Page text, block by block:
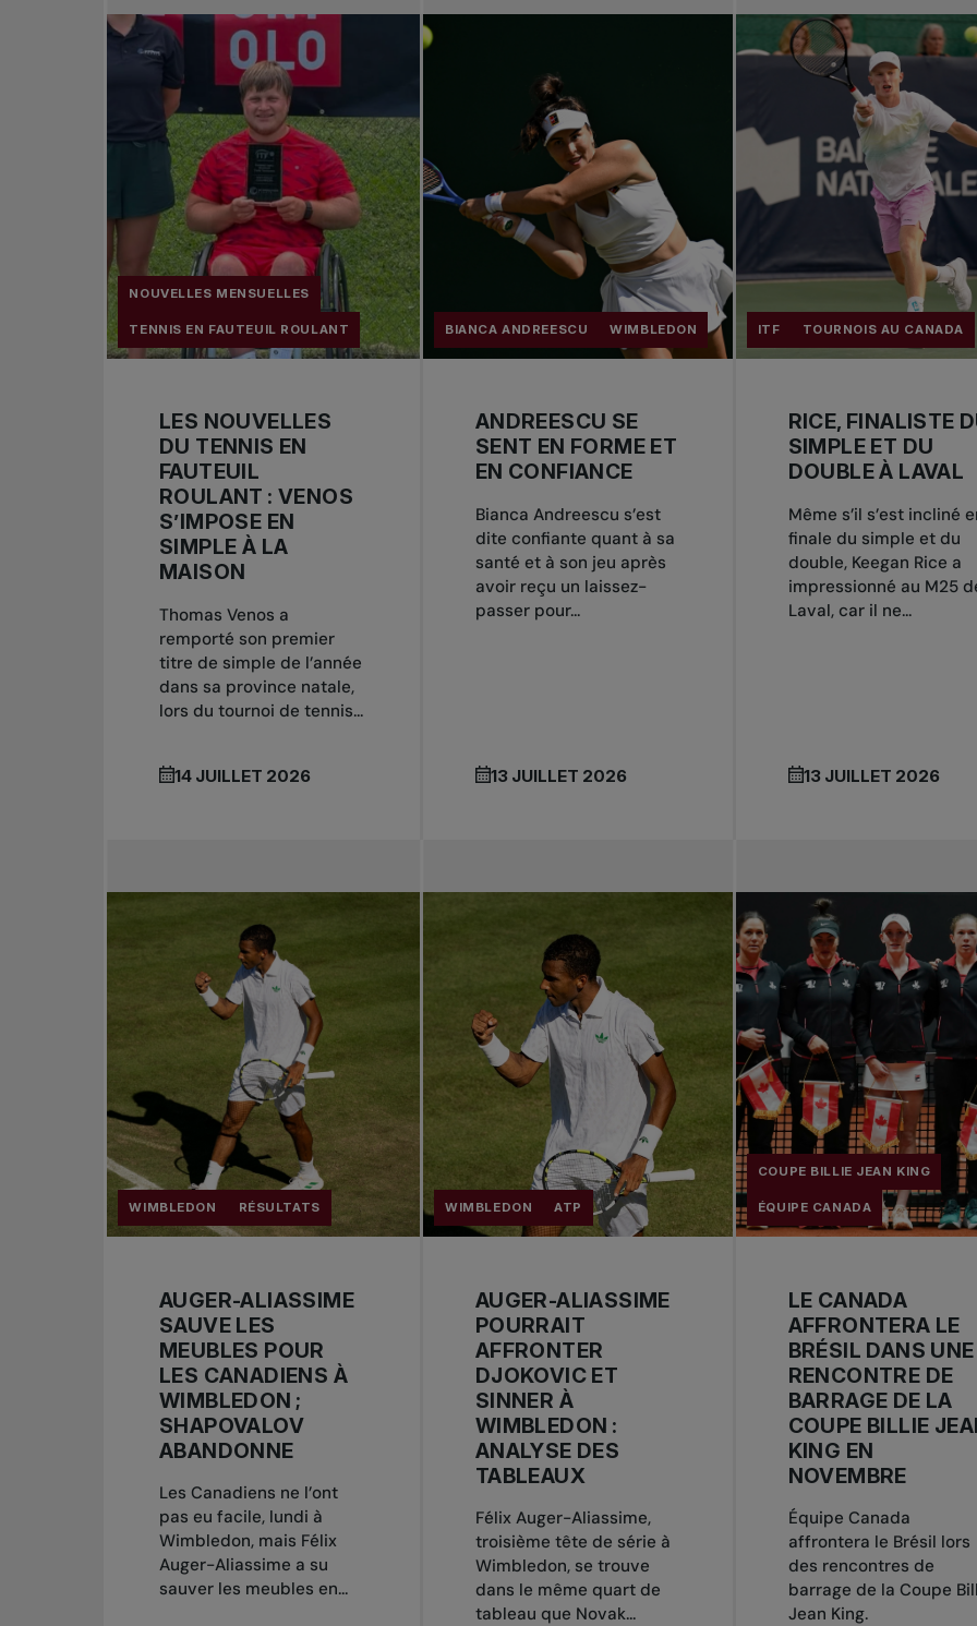
NOUVELLES MENSUELLES
TENNIS EN FAUTEUIL ROULANT
LES NOUVELLES
DU TENNIS EN
FAUTEUIL
ROULANT : VENOS
S’IMPOSE EN
SIMPLE À LA
MAISON
Thomas Venos a
remporté son premier
titre de simple de l’année
dans sa province natale,
lors du tournoi de tennis...
14 JUILLET 2026
BIANCA ANDREESCU WIMBLEDON
ANDREESCU SE
SENT EN FORME ET
EN CONFIANCE
Bianca Andreescu s’est
dite confiante quant à sa
santé et à son jeu après
avoir reçu un laissez-
passer pour...
13 JUILLET 2026
ITF TOURNOIS AU CANADA
RICE, FINALISTE
SIMPLE ET DU
DOUBLE À LAVAL
Même s’il s’est incliné
finale du simple et du
double, Keegan Rice a
impressionné au M25
Laval, car il ne...
13 JUILLET 2026
WIMBLEDON RÉSULTATS
AUGER-ALIASSIME
SAUVE LES
MEUBLES POUR
LES CANADIENS À
WIMBLEDON ;
SHAPOVALOV
ABANDONNE
Les Canadiens ne l’ont
pas eu facile, lundi à
Wimbledon, mais Félix
Auger-Aliassime a su
sauver les meubles en...
WIMBLEDON ATP
AUGER-ALIASSIME
POURRAIT
AFFRONTER
DJOKOVIC ET
SINNER À
WIMBLEDON :
ANALYSE DES
TABLEAUX
Félix Auger-Aliassime,
troisième tête de série à
Wimbledon, se trouve
dans le même quart de
tableau que Novak...
COUPE BILLIE JEAN KING
ÉQUIPE CANADA
LE CANADA
AFFRONTERA LE
BRÉSIL DANS UNE
RENCONTRE DE
BARRAGE DE LA
COUPE BILLIE
KING EN
NOVEMBRE
Équipe Canada
affrontera le Brésil lors
des rencontres de
barrage de la Coupe
Jean King.